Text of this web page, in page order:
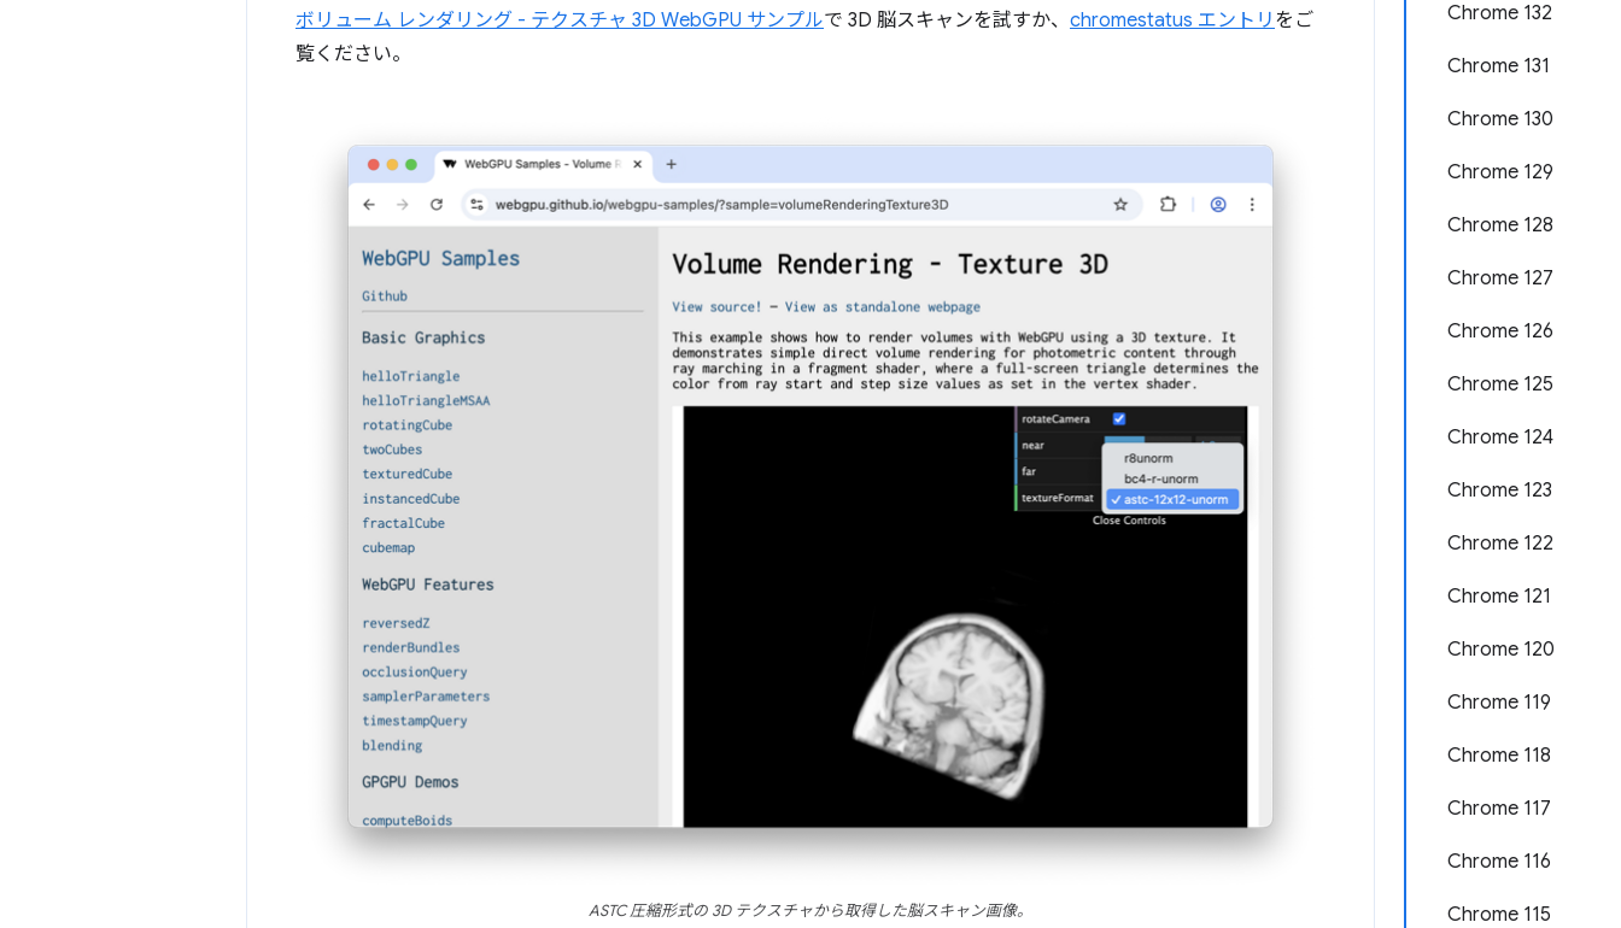
Chrome 132
Chrome 131
Chrome 130
Chrome 129
Chrome 128
Chrome 127
Chrome 126
Chrome 125
Chrome 124
Chrome 123
Chrome 122
Chrome 121
Chrome 120
Chrome 119
Chrome 118
Chrome 117
Chrome 116
Chrome 115
ボリューム レンダリング - テクスチャ 3D WebGPU サンプルで 3D 脳スキャンを試すか、 chromestatus エントリ をご
覧ください。
ASTC 圧縮形式の 3D テクスチャから取得した脳スキャン画像。